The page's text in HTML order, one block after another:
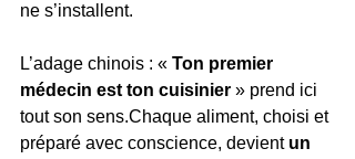
ne s’installent.
L’adage chinois : « Ton premier
médecin est ton cuisinier » prend ici
tout son sens.Chaque aliment, choisi et
préparé avec conscience, devient un